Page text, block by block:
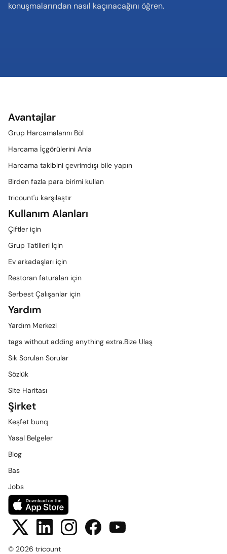
konuşmalarından nasıl kaçınacağını öğren.
Avantajlar
Grup Harcamalarını Böl
Harcama İçgörülerini Anla
Harcama takibini çevrimdışı bile yapın
Birden fazla para birimi kullan
tricount'u karşılaştır
Kullanım Alanları
Çiftler için
Grup Tatilleri İçin
Ev arkadaşları için
Restoran faturaları için
Serbest Çalışanlar için
Yardım
Yardım Merkezi
tags without adding anything extra.Bize Ulaş
Sık Sorulan Sorular
Sözlük
Site Haritası
Şirket
Keşfet bunq
Yasal Belgeler
Blog
Bas
Jobs
© 2026 tricount